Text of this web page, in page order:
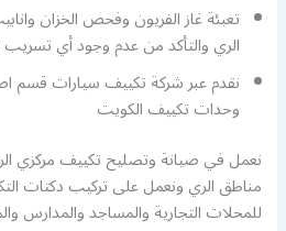
تعبئة غاز الفريون وفحص الخزان
الري والتأكد من عدم وجود أي تسريب
نقدم عبر شركة تكييف سيارات قسم
وحدات تكييف الكويت
نعمل في صيانة وتصليح تكييف مركزي
مناطق الري ونعمل على تركيب دكتات
للمحلات التجارية والمساجد والمدارس